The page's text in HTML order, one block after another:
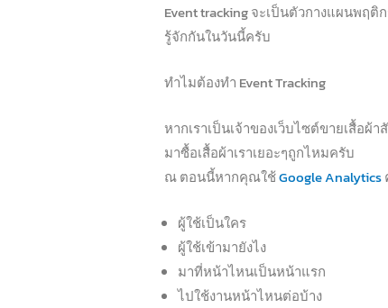
Event tracking จะเป็นตัวกางแผนพฤ
รู้จักกันในวันนี้ครับ
ทำไมต้องทำ Event Tracking
หากเราเป็นเจ้าของเว็บไซต์ขายเสื้อ
มาซื้อเสื้อผ้าเราเยอะๆถูกไหมครับ
ณ ตอนนี้หากคุณใช้Google Analytics
ผู้ใช้เป็นใคร
ผู้ใช้เข้ามายังไง
มาที่หน้าไหนเป็นหน้าแรก
ไปใช้งานหน้าไหนต่อบ้าง